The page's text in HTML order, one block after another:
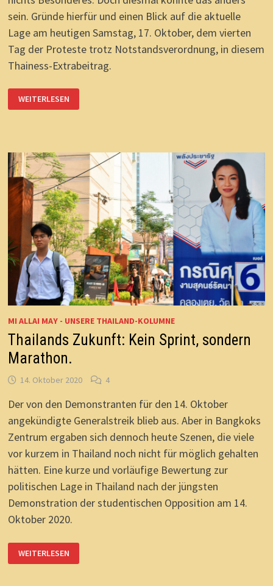
sein. Gründe hierfür und einen Blick auf die aktuelle
Lage am heutigen Samstag, 17. Oktober, dem vierten
Tag der Proteste trotz Notstandsverordnung, in diesem
Thainess-Extrabeitrag.
THAILANDS
AKTUELLE
LAGE:
WEITERLESEN
MI ALLAI MAY - UNSERE THAILAND-KOLUMNE
Thailands Zukunft: Kein Sprint, sondern
Marathon.
14. Oktober 2020 4
Der von den Demonstranten für den 14. Oktober
angekündigte Generalstreik blieb aus. Aber in Bangkoks
Zentrum ergaben sich dennoch heute Szenen, die viele
vor kurzem in Thailand noch nicht für möglich gehalten
hätten. Eine kurze und vorläufige Bewertung zur
politischen Lage in Thailand nach der jüngsten
Demonstration der studentischen Opposition am 14.
Oktober 2020.
ZUKUNFT:
KEIN
WEITERLESEN